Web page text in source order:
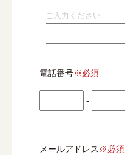
ご入力ください
電話番号※必須
-
メールアドレス ※必須